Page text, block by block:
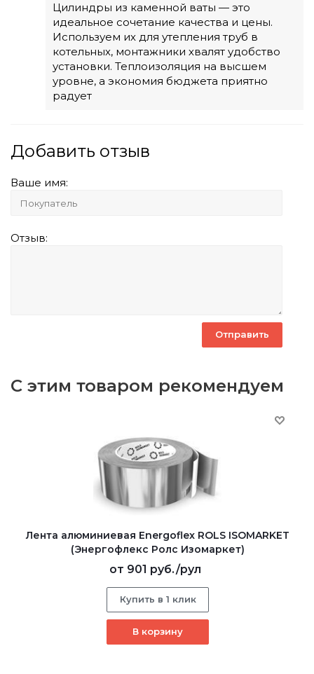
Цилиндры из каменной ваты — это
идеальное сочетание качества и цены.
Используем их для утепления труб в
котельных, монтажники хвалят удобство
установки. Теплоизоляция на высшем
уровне, а экономия бюджета приятно
радует
Добавить отзыв
Ваше имя:
Отзыв:
С этим товаром рекомендуем
Лента алюминиевая Energoflex ROLS ISOMARKET
(Энергофлекс Ролс Изомаркет)
от 901 руб./рул
Купить в 1 клик
В корзину